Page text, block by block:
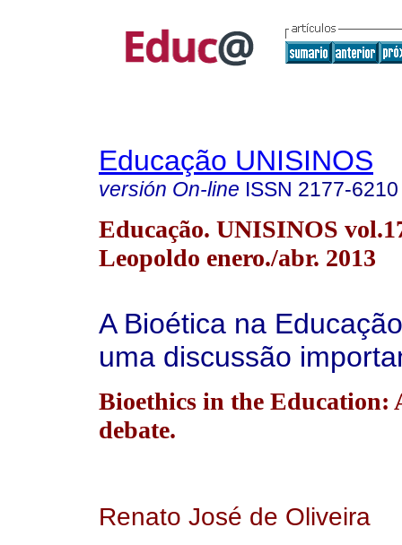
Educação UNISINOS
versión On-line ISSN 2177-6210
Educação. UNISINOS
Leopoldo enero./abr. 2013
A Bioética na
uma discussão
Bioethics in the Education:
debate.
Renato José de Oliveira